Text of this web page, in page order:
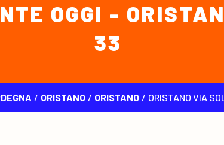
OGGI -
33
/ ORISTANO / ORISTANO / ORISTANO VIA